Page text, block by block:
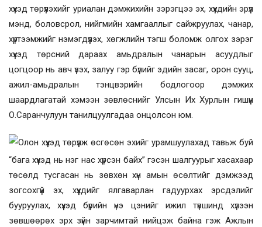
хүүхэд төрүүлэхийг уриалан дэмжихийн зэрэгцээ эх, хүүхдийн эрүүл
мэнд, боловсрол, нийгмийн хамгааллыг сайжруулах, чанар,
хүртээмжийг нэмэгдүүлэх, хөгжлийн тэгш боломж олгох зэрэг
хүүхэд төрсний дараах амьдралын чанарын асуудлыг
цогцоор нь авч үзэх, залуу гэр бүлийг эдийн засаг, орон сууц,
ажил-амьдралын тэнцвэрийн бодлогоор дэмжих
шаардлагатай хэмээн зөвлөснийг Улсын Их Хурлын гишүүн
О.Саранчулуун танилцуулгадаа онцолсон юм.
Олон хүүхэд төрүүлж өсгөсөн эхийг урамшуулахад тавьж буй
“бага хүүхэд нь нэг нас хүрсэн байх” гэсэн шалгуурыг хасахаар
төсөлд тусгасан нь зөвхөн хүн амын өсөлтийг дэмжээд
зогсохгүй эх, хүүхдийг ялгаварлан гадуурхах эрсдэлийг
бууруулах, хүүхэд бүрийн үнэ цэнийг ижил түвшинд хүлээн
зөвшөөрөх эрх зүйн зарчимтай нийцэж байна гэж Ажлын